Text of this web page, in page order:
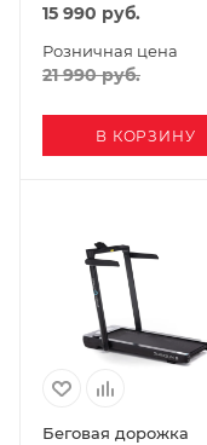
15 990 руб.
Розничная цена
21 990руб.
В КОРЗИНУ
Беговая дорожка